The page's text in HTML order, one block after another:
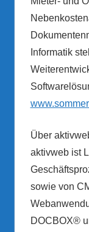
Informatik
Über
aktivweb ist
sowie von
DOCBOX®